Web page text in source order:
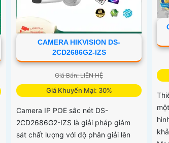
CAMERA HIKVISION DS-
2CD2686G2-IZS
Giá Bán: LIÊN HỆ
Giá Khuyến Mại: 30%
Camera IP POE sắc nét DS-
2CD2686G2-IZS là giải pháp giám
sát chất lượng với độ phân giải lên